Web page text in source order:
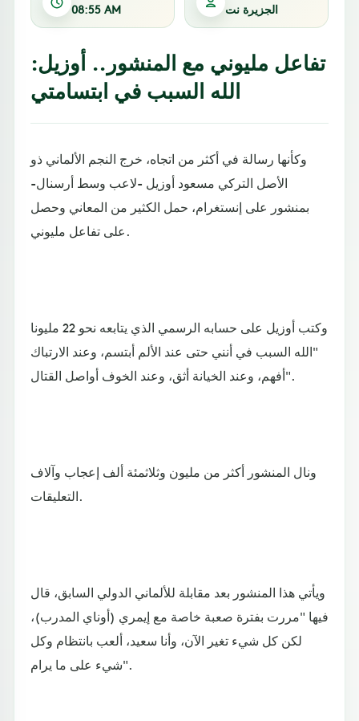
08:55 AM الجزيرة نت
تفاعل مليوني مع المنشور.. أوزيل:
الله السبب في ابتسامتي
وكأنها رسالة في أكثر من اتجاه، خرج النجم الألماني ذو
الأصل التركي مسعود أوزيل -لاعب وسط أرسنال-
بمنشور على إنستغرام، حمل الكثير من المعاني وحصل
على تفاعل مليوني.
وكتب أوزيل على حسابه الرسمي الذي يتابعه نحو 22 مليونا
"الله السبب في أنني حتى عند الألم أبتسم، وعند الارتباك
أفهم، وعند الخيانة أثق، وعند الخوف أواصل القتال".
ونال المنشور أكثر من مليون وثلاثمئة ألف إعجاب وآلاف
التعليقات.
ويأتي هذا المنشور بعد مقابلة للألماني الدولي السابق، قال
فيها "مررت بفترة صعبة خاصة مع إيمري (أوناي المدرب)،
لكن كل شيء تغير الآن، وأنا سعيد، ألعب بانتظام وكل
شيء على ما يرام".